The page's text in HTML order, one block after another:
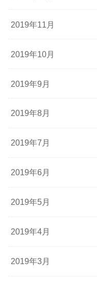
2019年11月
2019年10月
2019年9月
2019年8月
2019年7月
2019年6月
2019年5月
2019年4月
2019年3月